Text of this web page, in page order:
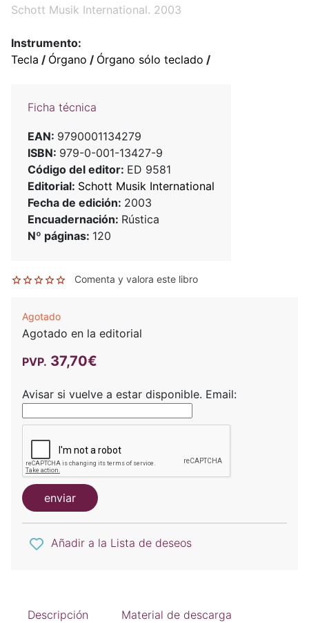
Schott Musik International. 2003
Instrumento:
Tecla / Órgano / Órgano sólo teclado /
Ficha técnica
EAN: 9790001134279
ISBN: 979-0-001-13427-9
Código del editor: ED 9581
Editorial: Schott Musik International
Fecha de edición: 2003
Encuadernación: Rústica
Nº páginas: 120
Comenta y valora este libro
Agotado
Agotado en la editorial
PVP. 37,70€
Avisar si vuelve a estar disponible. Email:
enviar
Añadir a la Lista de deseos
Descripción Material de descarga